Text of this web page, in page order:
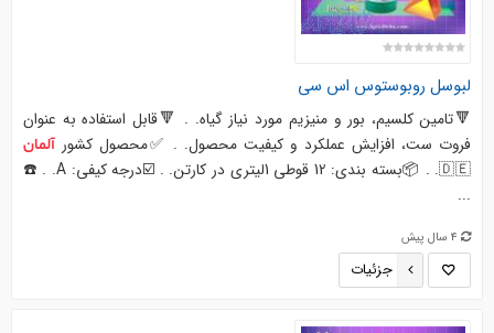
لبوسلروبوستوس اس سی
🔻تامین کلسیم، بور و منیزیم مورد نیاز گیاه. . 🔻قابل استفاده به عنوان
فروت ست، افزایش عملکرد و کیفیت محصول. . ✅محصول کشورآلمان
🇩🇪. . 📦بسته بندی: 12 قوطی 1لیتری در کارتن. . ☑️درجه کیفی: A. . ☎️
...
4 سال پیش
جزئیات